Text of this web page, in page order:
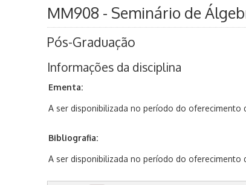
MM908 - Seminário de
Pós-Graduação
Informações da disciplina
Ementa:
A ser disponibilizada no período do oferecimento
Bibliografia:
A ser disponibilizada no período do oferecimento